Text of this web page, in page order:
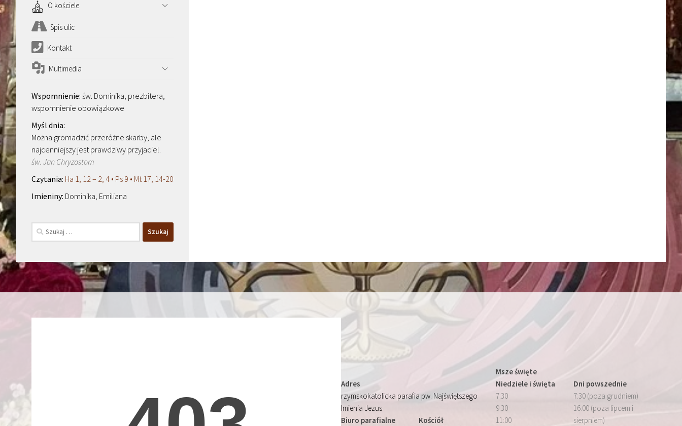
O kościele
Spis ulic
Kontakt
Multimedia
św. Dominika, prezbitera,
wspomnienie obowiązkowe
Można gromadzić przeróżne skarby, ale
najcenniejszy jest prawdziwy przyjaciel.
św. Jan Chryzostom
Ha 1, 12 – 2, 4 • Ps 9 • Mt 17, 14-20
Dominika, Emiliana
Szukaj:
Adres
rzymskokatolicka parafia pw. Najświętszego
Imienia Jezus
Biuro parafialne
Kościół
Msze święte
Niedziele i święta
7:30
9:30
11:00
Dni powszednie
7:30 (poza grudniem)
16:00 (poza lipcem i
sierpniem)